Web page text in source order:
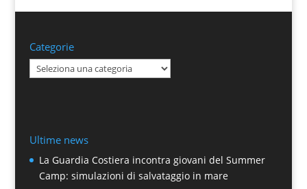
Categorie
Categorie
Ultime news
La Guardia Costiera incontra giovani del Summer
Camp: simulazioni di salvataggio in mare